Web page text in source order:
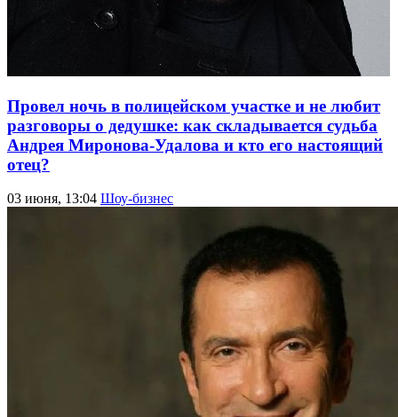
Провел ночь в полицейском участке и не любит
разговоры о дедушке: как складывается судьба
Андрея Миронова-Удалова и кто его настоящий
отец?
03 июня, 13:04 Шоу-бизнес